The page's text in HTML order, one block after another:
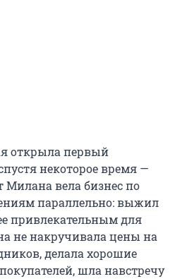
открыла первый
некоторое время —
Милана вела бизнес по
параллельно: выжил
привлекательным для
не накручивала цены на
делала хорошие
шла навстречу